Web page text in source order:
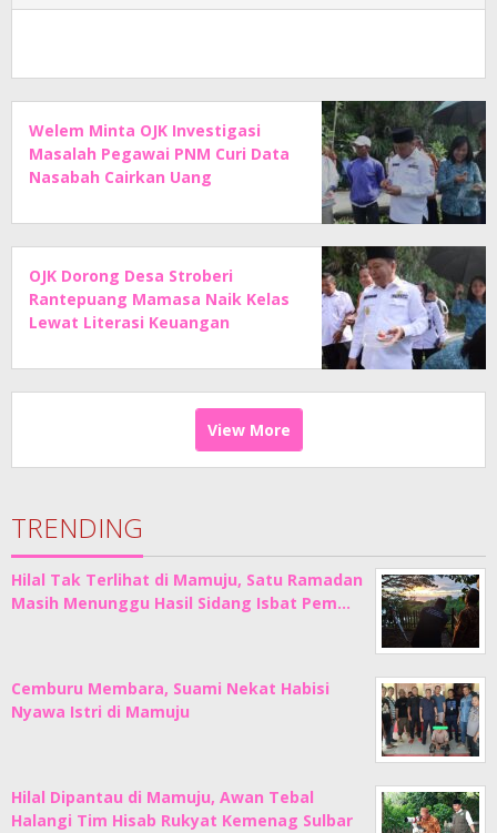
Welem Minta OJK Investigasi
Masalah Pegawai PNM Curi Data
Nasabah Cairkan Uang
OJK Dorong Desa Stroberi
Rantepuang Mamasa Naik Kelas
Lewat Literasi Keuangan
View More
TRENDING
Hilal Tak Terlihat di Mamuju, Satu Ramadan
Masih Menunggu Hasil Sidang Isbat Pem…
Cemburu Membara, Suami Nekat Habisi
Nyawa Istri di Mamuju
Hilal Dipantau di Mamuju, Awan Tebal
Halangi Tim Hisab Rukyat Kemenag Sulbar